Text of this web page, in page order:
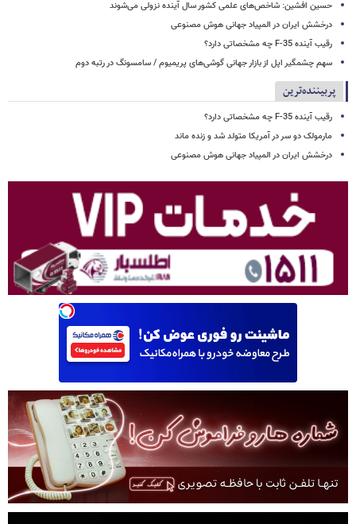
حسین افشین: شاخص‌های علمی کشور سال آینده نزولی می‌شوند
درخشش ایران در المپیاد جهانی هوش مصنوعی
رقیب آینده F-35 چه مشخصاتی دارد؟
سهم چشمگیر اپل از بازار جهانی گوشی‌های پریمیوم / سامسونگ در رتبه دوم
پربیننده‌ترین
رقیب آینده F-35 چه مشخصاتی دارد؟
مارمولک دو سر در آمریکا متولد شد و زنده ماند
درخشش ایران در المپیاد جهانی هوش مصنوعی